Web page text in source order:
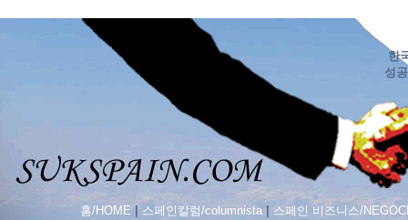
한
성
홈/HOME | 스페인칼럼/columnista
스페인 비즈니스/